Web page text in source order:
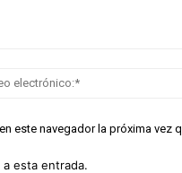
este navegador la próxima vez
esta entrada.